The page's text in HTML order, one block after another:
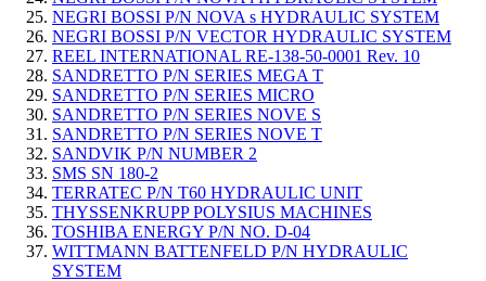
NEGRI BOSSI P/N NOVA s HYDRAULIC SYSTEM
NEGRI BOSSI P/N VECTOR HYDRAULIC SYSTEM
REEL INTERNATIONAL RE-138-50-0001 Rev. 10
SANDRETTO P/N SERIES MEGA T
SANDRETTO P/N SERIES MICRO
SANDRETTO P/N SERIES NOVE S
SANDRETTO P/N SERIES NOVE T
SANDVIK P/N NUMBER 2
SMS SN 180-2
TERRATEC P/N T60 HYDRAULIC UNIT
THYSSENKRUPP POLYSIUS MACHINES
TOSHIBA ENERGY P/N NO. D-04
WITTMANN BATTENFELD P/N HYDRAULIC
SYSTEM